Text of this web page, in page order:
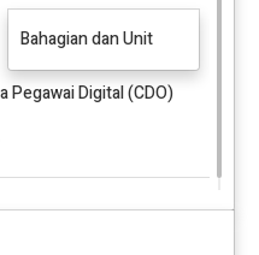
Bahagian dan Unit
Pegawai Digital (CDO)